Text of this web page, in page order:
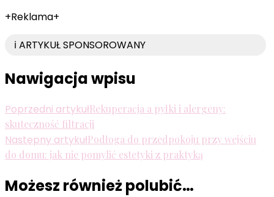
+Reklama+
ℹ️ ARTYKUŁ SPONSOROWANY
Nawigacja wpisu
Poprzedni artykułRekuperacja a pyłki i alergeny:
skuteczność filtracji
Następny artykułPodłoga do przedpokoju przy wejściu
do domu: jak nie pomylić estetyki z praktyką
Możesz również polubić…